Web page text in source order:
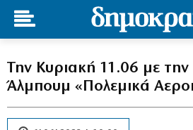
Την Κυριακή 11.06 με
Άλμπουμ «Πολεμικά